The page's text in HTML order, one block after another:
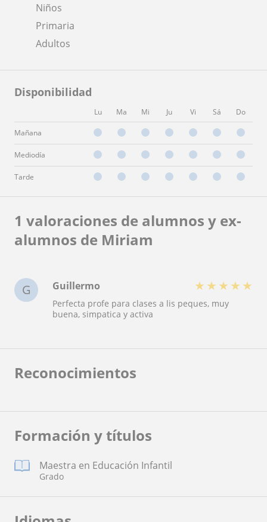
Niños
Primaria
Adultos
Disponibilidad
Lu Ma Mi Ju Vi Sá Do
Mañana
Mediodía
Tarde
1 valoraciones de alumnos y ex-
alumnos de Miriam
G Guillermo ★ ★ ★ ★ ★
Perfecta profe para clases a lis peques, muy
buena, simpatica y activa
Reconocimientos
Formación y títulos
Maestra en Educación Infantil
Grado